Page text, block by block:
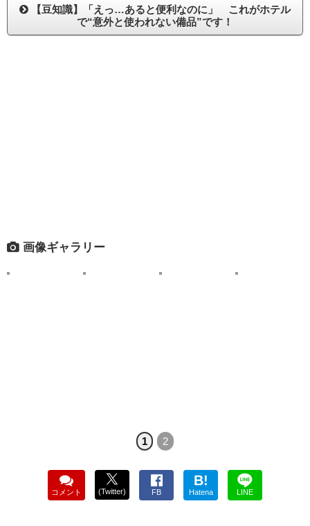
【豆知識】「えっ…あると便利なのに」 これがホテル
で“意外と使われない備品”です！
画像ギャラリー
1 2
コメント (Twitter) FB
B!
Hatena LINE